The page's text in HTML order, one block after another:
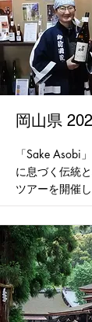
岡山県
「Sake Asobi
に息づく伝統
ツアーを開催し